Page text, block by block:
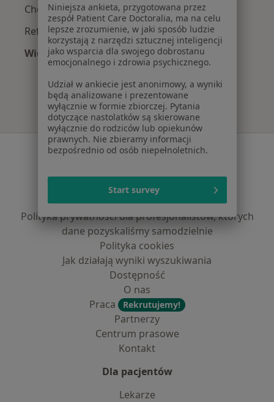
Choroby trzustki w
Refluks żołądkowo-przełykowy w
Więcej (4)
Więcej w kategorii: Najczęście leczone choroby
Serwis
Polityka prywatności pacjentów
Polityka prywatności profesjonalistów
Polityka prywatności dla profesjonalistów, których
dane pozyskaliśmy samodzielnie
Polityka cookies
Jak działają wyniki wyszukiwania
Dostępność
O nas
Praca
Rekrutujemy!
Partnerzy
Centrum prasowe
Kontakt
Dla pacjentów
Lekarze
Niniejsza ankieta, przygotowana przez
zespół Patient Care Doctoralia, ma na celu
lepsze zrozumienie, w jaki sposób ludzie
korzystają z narzędzi sztucznej inteligencji
jako wsparcia dla swojego dobrostanu
emocjonalnego i zdrowia psychicznego.
Udział w ankiecie jest anonimowy, a wyniki
będą analizowane i prezentowane
wyłącznie w formie zbiorczej. Pytania
dotyczące nastolatków są skierowane
wyłącznie do rodziców lub opiekunów
prawnych. Nie zbieramy informacji
bezpośrednio od osób niepełnoletnich.
Start survey